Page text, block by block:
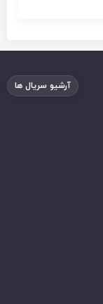
آرشیو سریال ها